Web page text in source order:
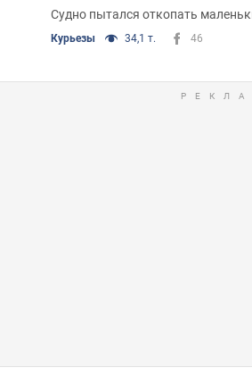
Судно пытался откопать
Курьезы 34,1 т. 46